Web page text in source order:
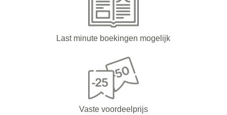
Last minute boekingen mogelijk
Vaste voordeelprijs